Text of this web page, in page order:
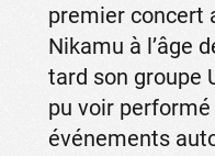
premier concert
Nikamu à l’âge
tard son groupe
pu voir
événements